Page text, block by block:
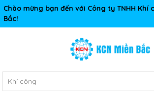
Chào mừng bạn đến với Công ty TNHH Khí
Bắc!